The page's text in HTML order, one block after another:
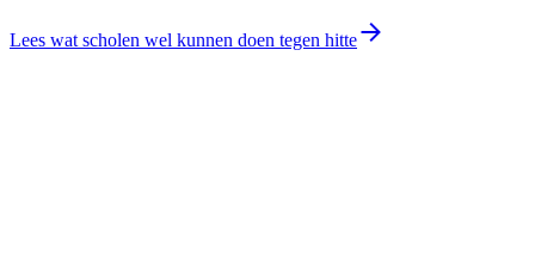
Lees wat scholen wel kunnen doen tegen hitte